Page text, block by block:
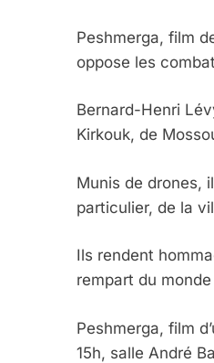
Peshmerga, film
oppose les
Bernard-Henri
Kirkouk, de
Munis de drones,
particulier, de la
Ils rendent
rempart du
Peshmerga, film
15h, salle André
5